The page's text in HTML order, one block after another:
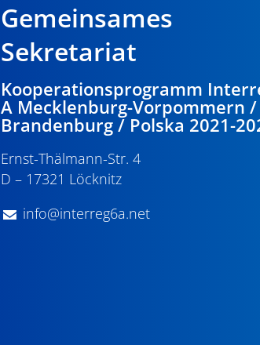
Gemeinsames
Sekretariat
Kooperationsprogramm
A Mecklenburg-Vorpommern /
Brandenburg / Polska 2021-
Ernst-Thälmann-Str. 4
D – 17321 Löcknitz
info@interreg6a.net